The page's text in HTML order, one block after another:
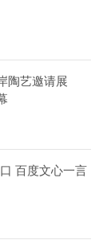
陶艺邀请展
言